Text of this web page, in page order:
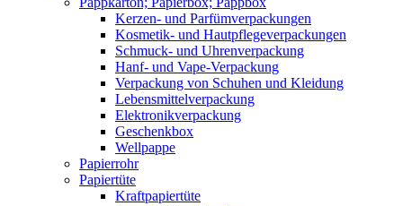
Kerzen- und Parfümverpackungen
Kosmetik- und Hautpflegeverpackungen
Schmuck- und Uhrenverpackung
Hanf- und Vape-Verpackung
Verpackung von Schuhen und Kleidung
Lebensmittelverpackung
Elektronikverpackung
Geschenkbox
Wellpappe
Papierrohr
Papiertüte
Kraftpapiertüte